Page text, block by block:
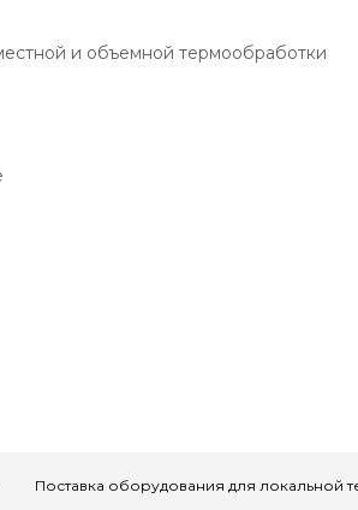
и объемной термообработки
Поставка оборудования для локальной